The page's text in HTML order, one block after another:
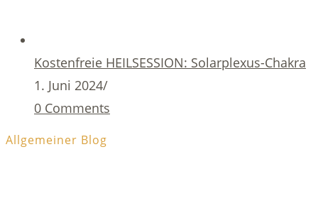
Kostenfreie HEILSESSION: Solarplexus-Chakra
1. Juni 2024/
0 Comments
Allgemeiner Blog